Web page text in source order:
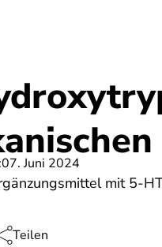
07. Juni 2024
mit 5-
Teilen